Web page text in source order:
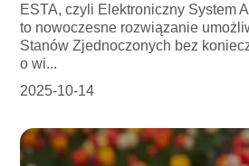
ESTA, czyli Elektroniczny System
to nowoczesne rozwiązanie
Stanów Zjednoczonych bez
o wi...
2025-10-14